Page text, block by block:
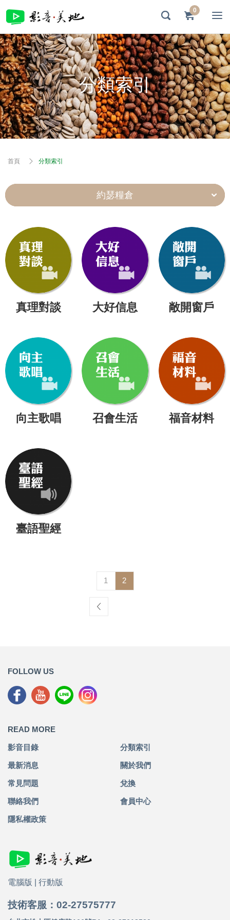
0
分類索引
首頁 分類索引
約瑟糧倉
真理對談 大好信息 敞開窗戶
向主歌唱 召會生活 福音材料
臺語聖經
1 2
FOLLOW US
READ MORE
影音目錄 分類索引
最新消息 關於我們
常見問題 兌換
聯絡我們 會員中心
隱私權政策
電腦版 行動版
技術客服：02-27575777